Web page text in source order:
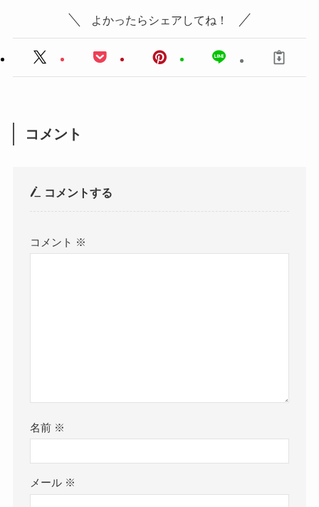
よかったらシェアしてね！
コメント
コメントする
コメント ※
名前 ※
メール ※